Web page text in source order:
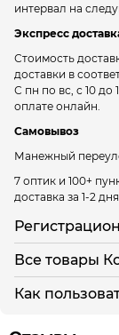
интервал на
Экспресс
Стоимость
доставки в
С пн по вс, с 10 до
оплате онлайн.
Самовывоз
Манежный
7 оптик и 100+
доставка за 1-2
Все товары
Как